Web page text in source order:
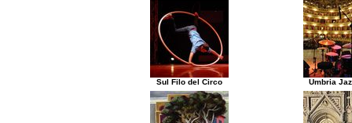
Sul Filo del Circo Umbria